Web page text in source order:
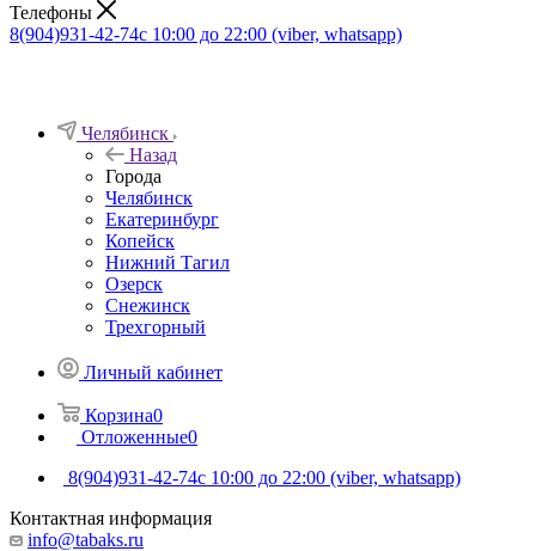
Телефоны
8(904)931-42-74с 10:00 до 22:00 (viber, whatsapp)
Челябинск
Назад
Города
Челябинск
Екатеринбург
Копейск
Нижний Тагил
Озерск
Снежинск
Трехгорный
Личный кабинет
Корзина0
Отложенные0
8(904)931-42-74с 10:00 до 22:00 (viber, whatsapp)
Контактная информация
info@tabaks.ru